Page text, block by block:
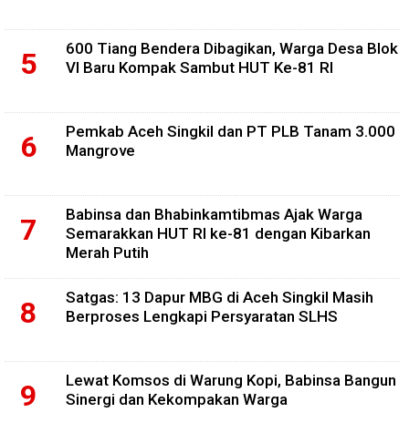
600 Tiang Bendera Dibagikan, Warga Desa Blok
VI Baru Kompak Sambut HUT Ke-81 RI
Pemkab Aceh Singkil dan PT PLB Tanam 3.000
Mangrove
Babinsa dan Bhabinkamtibmas Ajak Warga
Semarakkan HUT RI ke-81 dengan Kibarkan
Merah Putih
Satgas: 13 Dapur MBG di Aceh Singkil Masih
Berproses Lengkapi Persyaratan SLHS
Lewat Komsos di Warung Kopi, Babinsa Bangun
Sinergi dan Kekompakan Warga